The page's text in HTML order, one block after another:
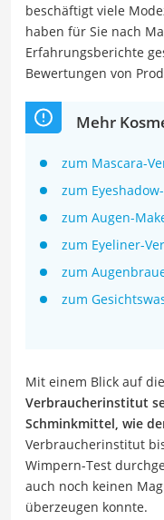
beschäftigt viele
haben für Sie nach
Erfahrungsberichte
Bewertungen von
Mehr
zum Mascara-
zum
zum Augen-
zum Eyeliner-
zum
zum
Mit einem Blick auf
Verbraucherinstitut
Schminkmittel, wie
Verbraucherinstitut
Wimpern-Test
auch noch keinen
überzeugen konnte.